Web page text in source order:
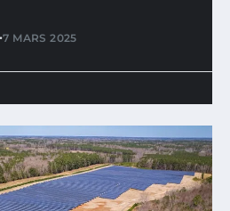
•7 MARS 2025